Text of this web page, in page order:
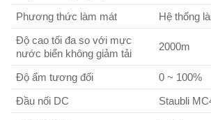
Phương thức làm mát
Hệ thống
Độ cao tối đa so với mực
nước biển không giảm tải
2000m
Độ ẩm tương đối
0 ~ 100%
Đầu nối DC
Staubli